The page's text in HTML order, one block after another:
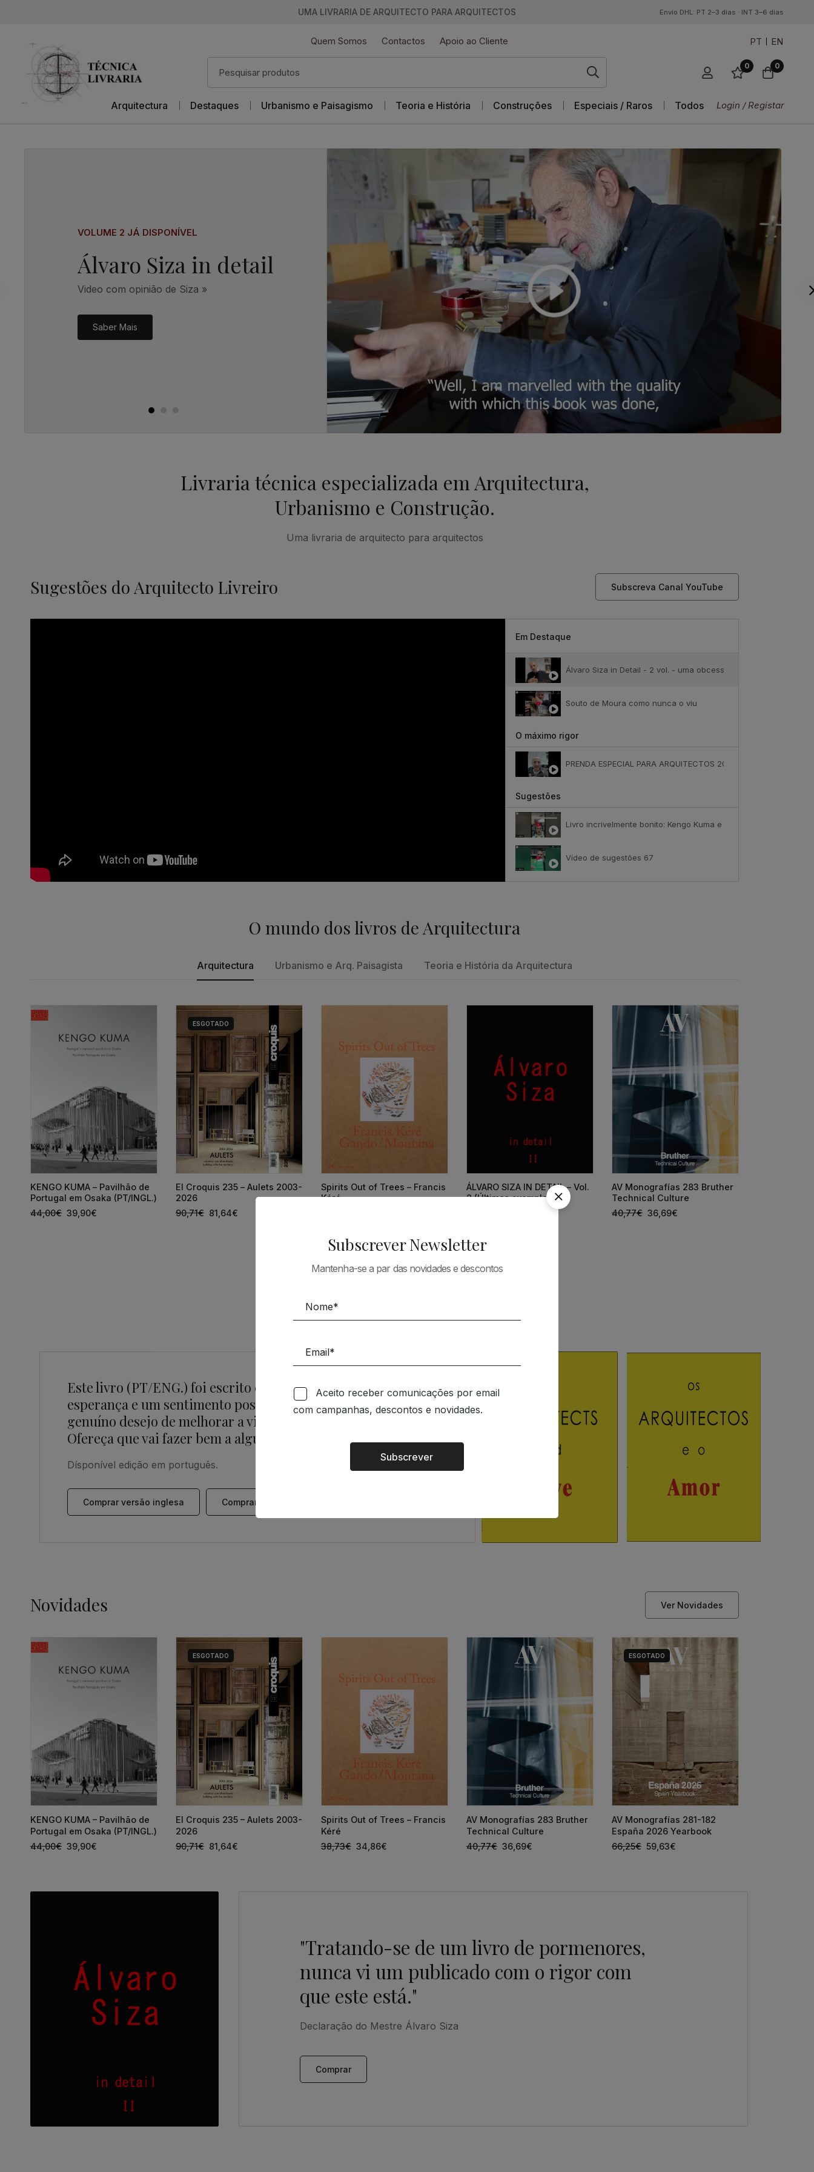
UMA LIVRARIA DE ARQUITECTO PARA ARQUITECTOS Envio DHL: PT 2–3 dias · INT 3–6 dias
Quem Somos Contactos Apoio ao Cliente PT EN
0 0
Arquitectura Destaques Urbanismo e Paisagismo Teoria e História Construções Especiais / Raros Todos Login / Registar
VOLUME 2 JÁ DISPONÍVEL
Álvaro Siza in detail
Video com opinião de Siza »
Saber Mais
Livraria técnica especializada em Arquitectura,
Urbanismo e Construção.
Uma livraria de arquitecto para arquitectos
Sugestões do Arquitecto Livreiro Subscreva Canal YouTube
Em Destaque
Álvaro Siza in Detail - 2 vol. - uma obcessão
Souto de Moura como nunca o viu
O máximo rigor
PRENDA ESPECIAL PARA ARQUITECTOS 2023
Sugestões
Livro incrivelmente bonito: Kengo Kuma e Portugal
Vídeo de sugestões 67
O mundo dos livros de Arquitectura
Arquitectura Urbanismo e Arq. Paisagista Teoria e História da Arquitectura
KENGO KUMA – Pavilhão de
Portugal em Osaka (PT/INGL.)
44,00€ 39,90€
ESGOTADO
El Croquis 235 – Aulets 2003-
2026
90,71€ 81,64€
Spirits Out of Trees – Francis
Kéré
ÁLVARO SIZA IN DETAIL – Vol.
2 (Últimos exemplares)
AV Monografías 283 Bruther
Technical Culture
40,77€ 36,69€
Tudo em Arquitectura
Este livro (PT/ENG.) foi escrito com a intenção de espalhar
esperança e um sentimento positivo a quem o ler. Existe um
genuíno desejo de melhorar a vida das pessoas.
Ofereça que vai fazer bem a alguém.
Dísponível edição em português.
Comprar versão inglesa Comprar versão portuguesa
Novidades Ver Novidades
KENGO KUMA – Pavilhão de
Portugal em Osaka (PT/INGL.)
44,00€ 39,90€
ESGOTADO
El Croquis 235 – Aulets 2003-
2026
90,71€ 81,64€
Spirits Out of Trees – Francis
Kéré
38,73€ 34,86€
AV Monografías 283 Bruther
Technical Culture
40,77€ 36,69€
ESGOTADO
AV Monografías 281-182
España 2026 Yearbook
66,25€ 59,63€
"Tratando-se de um livro de pormenores,
nunca vi um publicado com o rigor com
que este está."
Declaração do Mestre Álvaro Siza
Comprar
Subscrever Newsletter
Mantenha-se a par das novidades e descontos
Aceito receber comunicações por email
com campanhas, descontos e novidades.
Subscrever